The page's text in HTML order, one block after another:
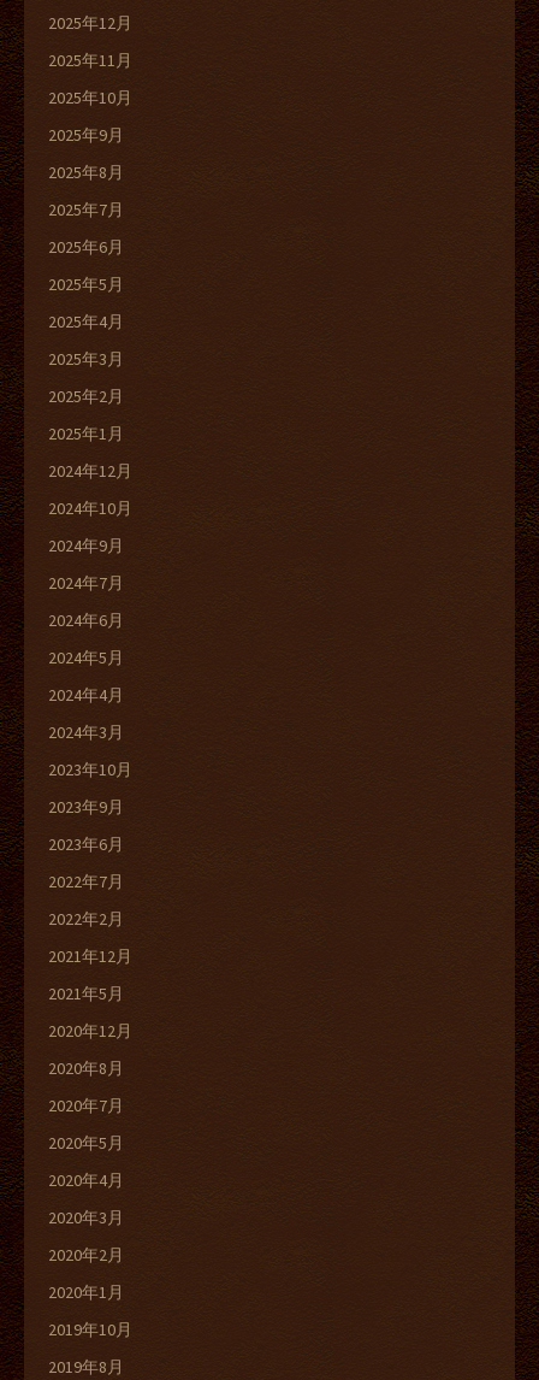
2025年12月
2025年11月
2025年10月
2025年9月
2025年8月
2025年7月
2025年6月
2025年5月
2025年4月
2025年3月
2025年2月
2025年1月
2024年12月
2024年10月
2024年9月
2024年7月
2024年6月
2024年5月
2024年4月
2024年3月
2023年10月
2023年9月
2023年6月
2022年7月
2022年2月
2021年12月
2021年5月
2020年12月
2020年8月
2020年7月
2020年5月
2020年4月
2020年3月
2020年2月
2020年1月
2019年10月
2019年8月